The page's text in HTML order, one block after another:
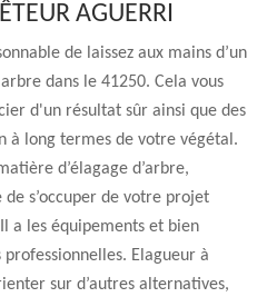
AGUERRI
de laissez aux mains d’un
dans le 41250. Cela vous
d'un résultat sûr ainsi que des
à long termes de votre végétal.
d’élagage d’arbre,
s’occuper de votre projet
a les équipements et bien
Elagueur à
sur d’autres alternatives,